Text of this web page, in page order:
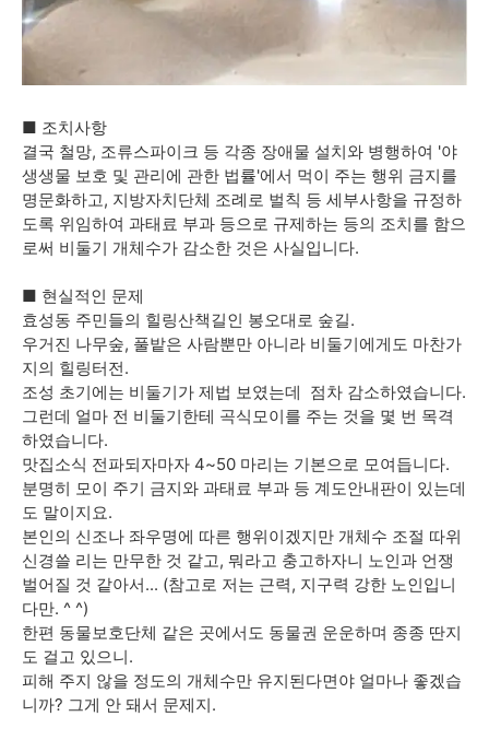
■ 조치사항
결국 철망, 조류스파이크 등 각종 장애물 설치와 병행하여 '야
생생물 보호 및 관리에 관한 법률'에서 먹이 주는 행위 금지를
명문화하고, 지방자치단체 조례로 벌칙 등 세부사항을 규정하
도록 위임하여 과태료 부과 등으로 규제하는 등의 조치를 함으
로써 비둘기 개체수가 감소한 것은 사실입니다.
■ 현실적인 문제
효성동 주민들의 힐링산책길인 봉오대로 숲길.
우거진 나무숲, 풀밭은 사람뿐만 아니라 비둘기에게도 마찬가
지의 힐링터전.
조성 초기에는 비둘기가 제법 보였는데 점차 감소하였습니다.
그런데 얼마 전 비둘기한테 곡식모이를 주는 것을 몇 번 목격
하였습니다.
맛집소식 전파되자마자 4~50 마리는 기본으로 모여듭니다.
분명히 모이 주기 금지와 과태료 부과 등 계도안내판이 있는데
도 말이지요.
본인의 신조나 좌우명에 따른 행위이겠지만 개체수 조절 따위
신경쓸 리는 만무한 것 같고, 뭐라고 충고하자니 노인과 언쟁
벌어질 것 같아서... (참고로 저는 근력, 지구력 강한 노인입니
다만. ^ ^)
한편 동물보호단체 같은 곳에서도 동물권 운운하며 종종 딴지
도 걸고 있으니.
피해 주지 않을 정도의 개체수만 유지된다면야 얼마나 좋겠습
니까? 그게 안 돼서 문제지.